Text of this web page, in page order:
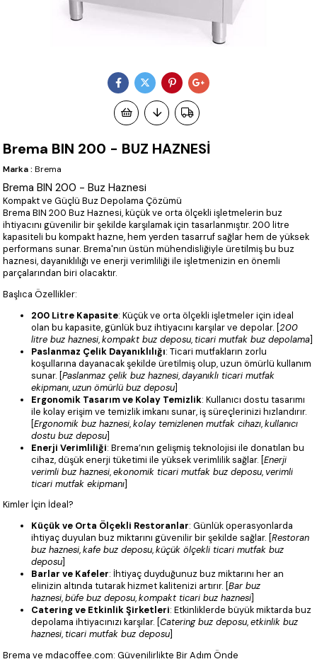
Brema BIN 200 - BUZ HAZNESİ
Marka : Brema
Brema BIN 200 - Buz Haznesi
Kompakt ve Güçlü Buz Depolama Çözümü
Brema BIN 200 Buz Haznesi, küçük ve orta ölçekli işletmelerin buz
ihtiyacını güvenilir bir şekilde karşılamak için tasarlanmıştır. 200 litre
kapasiteli bu kompakt hazne, hem yerden tasarruf sağlar hem de yüksek
performans sunar. Brema'nın üstün mühendisliğiyle üretilmiş bu buz
haznesi, dayanıklılığı ve enerji verimliliği ile işletmenizin en önemli
parçalarından biri olacaktır.
Başlıca Özellikler:
200 Litre Kapasite: Küçük ve orta ölçekli işletmeler için ideal
olan bu kapasite, günlük buz ihtiyacını karşılar ve depolar. [200
litre buz haznesi,kompakt buz deposu, ticari mutfak buz depolama]
Paslanmaz Çelik Dayanıklılığı: Ticari mutfakların zorlu
koşullarına dayanacak şekilde üretilmiş olup, uzun ömürlü kullanım
sunar. [Paslanmaz çelik buz haznesi,dayanıklı ticari mutfak
ekipmanı,uzun ömürlü buz deposu]
Ergonomik Tasarım ve Kolay Temizlik: Kullanıcı dostu tasarımı
ile kolay erişim ve temizlik imkanı sunar, iş süreçlerinizi hızlandırır.
[Ergonomik buz haznesi,kolay temizlenen mutfak cihazı,kullanıcı
dostu buz deposu]
Enerji Verimliliği: Brema’nın gelişmiş teknolojisi ile donatılan bu
cihaz, düşük enerji tüketimi ile yüksek verimlilik sağlar. [Enerji
verimli buz haznesi,ekonomik ticari mutfak buz deposu, verimli
ticari mutfak ekipmanı]
Kimler İçin İdeal?
Küçük ve Orta Ölçekli Restoranlar: Günlük operasyonlarda
ihtiyaç duyulan buz miktarını güvenilir bir şekilde sağlar. [Restoran
buz haznesi,kafe buz deposu,küçük ölçekli ticari mutfak buz
deposu]
Barlar ve Kafeler: İhtiyaç duyduğunuz buz miktarını her an
elinizin altında tutarak hizmet kalitenizi artırır. [Bar buz
haznesi,büfe buz deposu,kompakt ticari buz haznesi]
Catering ve Etkinlik Şirketleri: Etkinliklerde büyük miktarda buz
depolama ihtiyacınızı karşılar. [Catering buz deposu,etkinlik buz
haznesi, ticari mutfak buz deposu]
Brema ve mdacoffee.com: Güvenilirlikte Bir Adım Önde